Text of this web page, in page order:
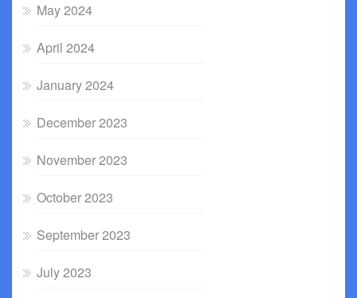
May 2024
April 2024
January 2024
December 2023
November 2023
October 2023
September 2023
July 2023